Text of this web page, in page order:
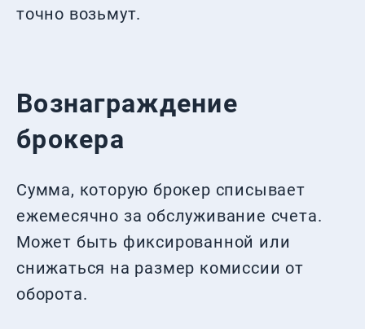
точно возьмут.
Вознаграждение
брокера
Сумма, которую брокер списывает
ежемесячно за обслуживание счета.
Может быть фиксированной или
снижаться на размер комиссии от
оборота.